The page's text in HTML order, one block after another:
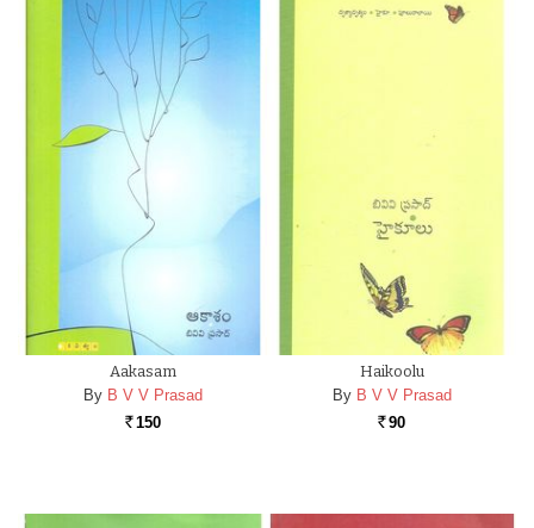
Aakasam
By B V V Prasad
Rs. 150
Haikoolu
By B V V Prasad
Rs. 90